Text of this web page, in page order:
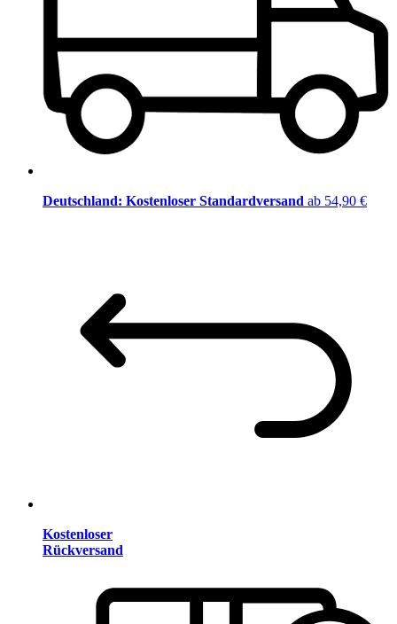
Deutschland: Kostenloser Standardversand ab 54,90 €
Kostenloser
Rückversand